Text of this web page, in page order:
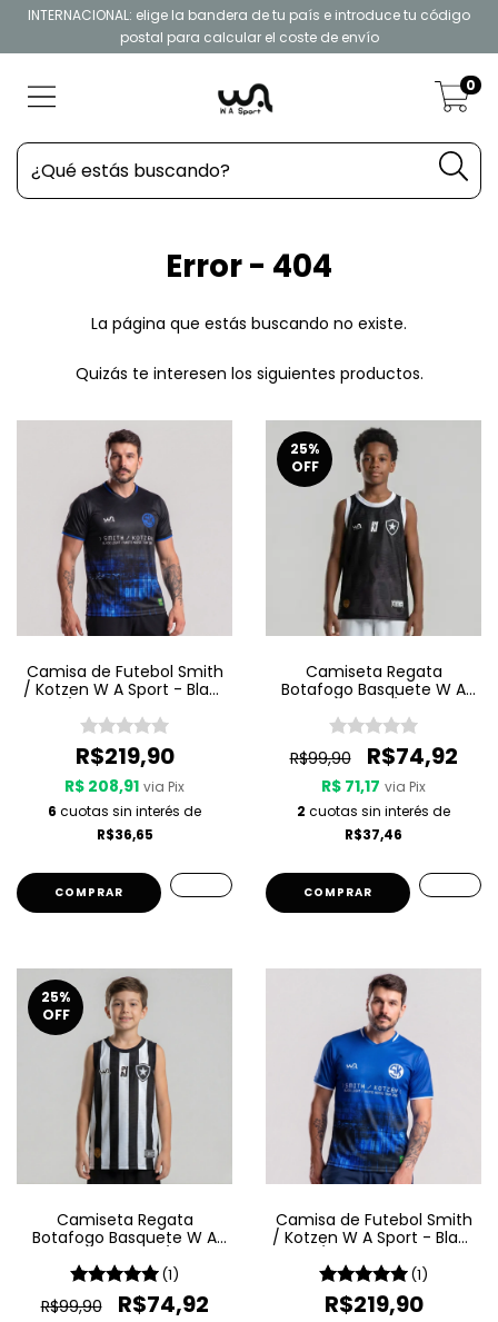
INTERNACIONAL: elige la bandera de tu país e introduce tu código
postal para calcular el coste de envío
0
Error - 404
La página que estás buscando no existe.
Quizás te interesen los siguientes productos.
Camisa de Futebol Smith
/ Kotzen W A Sport - Black
R$219,90
R$ 208,91 via Pix
6 cuotas sin interés de
R$36,65
COMPRAR
25%
OFF
Camiseta Regata
Botafogo Basquete W A
R$99,90 R$74,92
R$ 71,17 via Pix
2 cuotas sin interés de
R$37,46
COMPRAR
25%
OFF
Camiseta Regata
Botafogo Basquete W A
Listrada (1)
R$99,90 R$74,92
Camisa de Futebol Smith
/ Kotzen W A Sport - Black
(1)
R$219,90